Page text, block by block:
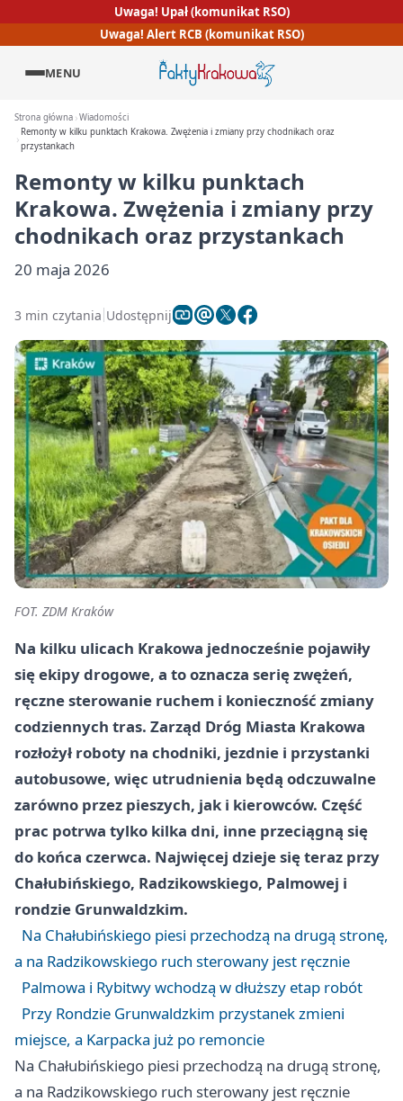
Uwaga! Upał (komunikat RSO)
Uwaga! Alert RCB (komunikat RSO)
MENU
Strona główna Wiadomości
Remonty w kilku punktach Krakowa. Zwężenia i zmiany przy chodnikach oraz
przystankach
Remonty w kilku punktach
Krakowa. Zwężenia i zmiany przy
chodnikach oraz przystankach
20 maja 2026
3 min czytania Udostępnij
FOT. ZDM Kraków
Na kilku ulicach Krakowa jednocześnie pojawiły
się ekipy drogowe, a to oznacza serię zwężeń,
ręczne sterowanie ruchem i konieczność zmiany
codziennych tras. Zarząd Dróg Miasta Krakowa
rozłożył roboty na chodniki, jezdnie i przystanki
autobusowe, więc utrudnienia będą odczuwalne
zarówno przez pieszych, jak i kierowców. Część
prac potrwa tylko kilka dni, inne przeciągną się
do końca czerwca. Najwięcej dzieje się teraz przy
Chałubińskiego, Radzikowskiego, Palmowej i
rondzie Grunwaldzkim.
Na Chałubińskiego piesi przechodzą na drugą stronę,
a na Radzikowskiego ruch sterowany jest ręcznie
Palmowa i Rybitwy wchodzą w dłuższy etap robót
Przy Rondzie Grunwaldzkim przystanek zmieni
miejsce, a Karpacka już po remoncie
Na Chałubińskiego piesi przechodzą na drugą stronę,
a na Radzikowskiego ruch sterowany jest ręcznie